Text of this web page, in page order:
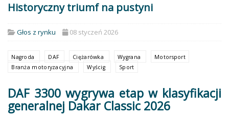
Historyczny triumf na pustyni
Głos z rynku 08 styczeń 2026
Nagroda DAF Ciężarówka Wygrana
Motorsport
Branża motoryzacyjna
Wyścig Sport
DAF 3300 wygrywa etap w klasyfikacji
generalnej Dakar Classic 2026